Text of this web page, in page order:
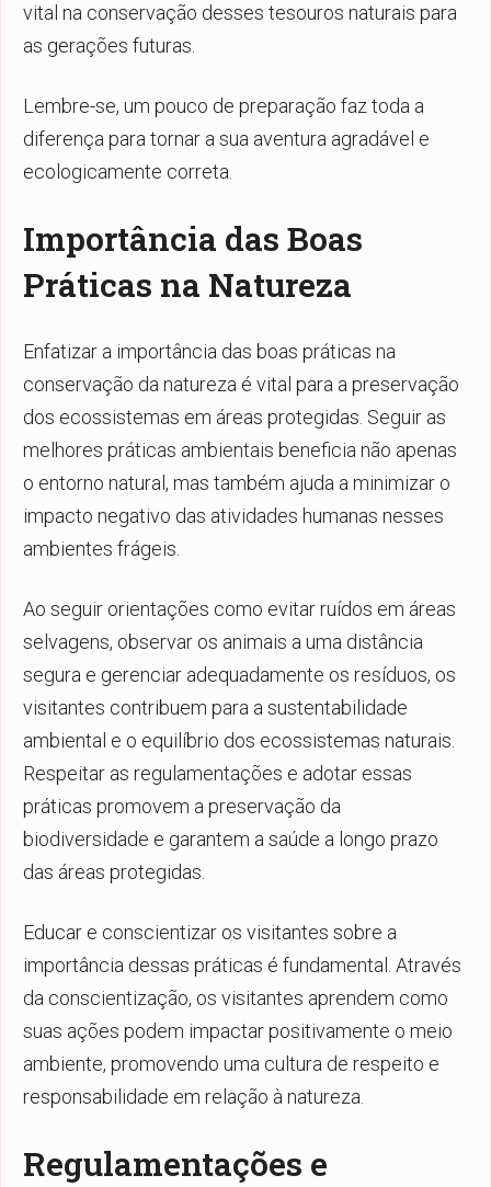
vital na conservação desses tesouros naturais para
as gerações futuras.
Lembre-se, um pouco de preparação faz toda a
diferença para tornar a sua aventura agradável e
ecologicamente correta.
Importância das Boas
Práticas na Natureza
Enfatizar a importância das boas práticas na
conservação da natureza é vital para a preservação
dos ecossistemas em áreas protegidas. Seguir as
melhores práticas ambientais beneficia não apenas
o entorno natural, mas também ajuda a minimizar o
impacto negativo das atividades humanas nesses
ambientes frágeis.
Ao seguir orientações como evitar ruídos em áreas
selvagens, observar os animais a uma distância
segura e gerenciar adequadamente os resíduos, os
visitantes contribuem para a sustentabilidade
ambiental e o equilíbrio dos ecossistemas naturais.
Respeitar as regulamentações e adotar essas
práticas promovem a preservação da
biodiversidade e garantem a saúde a longo prazo
das áreas protegidas.
Educar e conscientizar os visitantes sobre a
importância dessas práticas é fundamental. Através
da conscientização, os visitantes aprendem como
suas ações podem impactar positivamente o meio
ambiente, promovendo uma cultura de respeito e
responsabilidade em relação à natureza.
Regulamentações e